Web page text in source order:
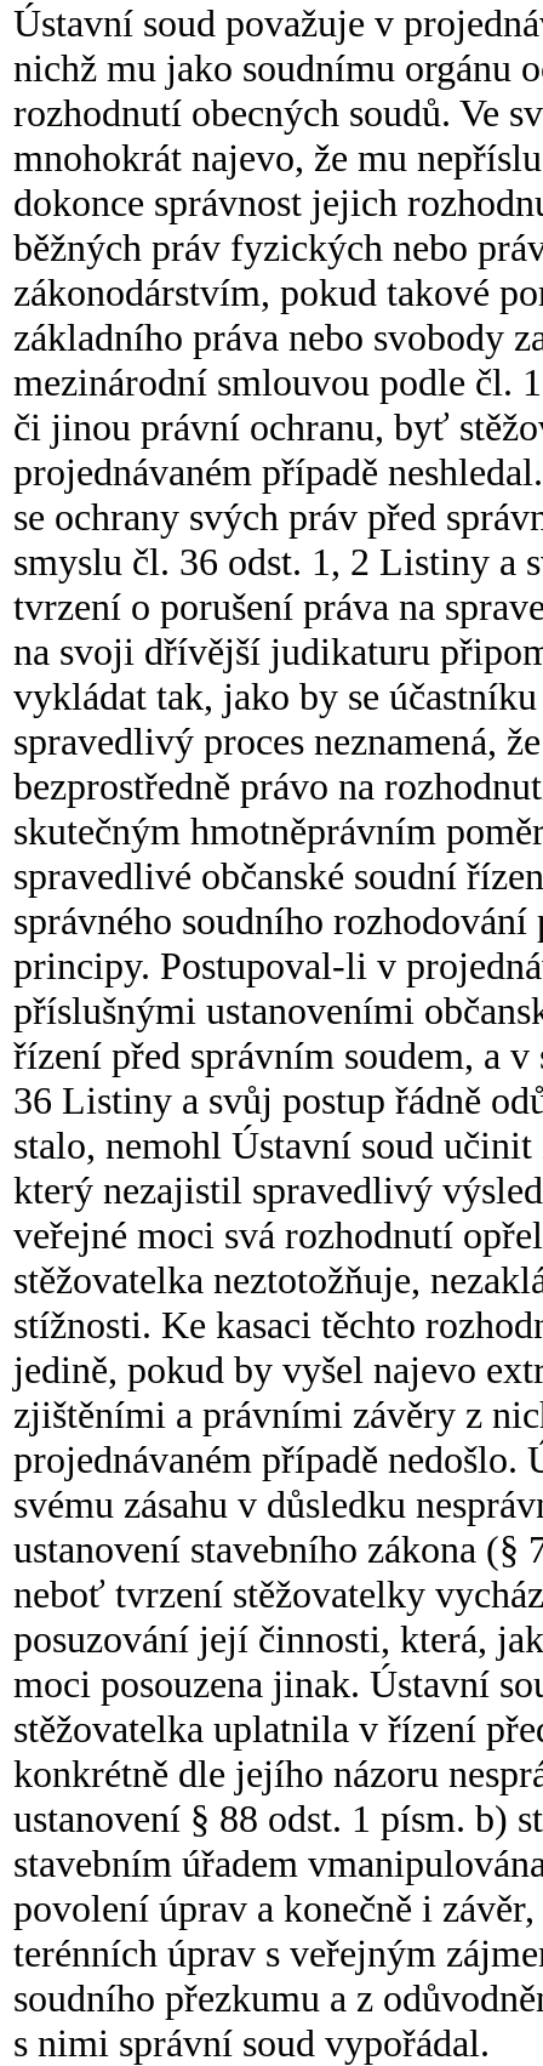
Ústavní soud považuje v
nichž mu jako soudnímu orgánu
rozhodnutí obecných soudů. Ve
mnohokrát najevo, že mu
dokonce správnost jejich
běžných práv fyzických nebo
zákonodárstvím, pokud takové
základního práva nebo svobody
mezinárodní smlouvou podle čl.
či jinou právní ochranu, byť
projednávaném případě
se ochrany svých práv před
smyslu čl. 36 odst. 1, 2 Listiny a
tvrzení o porušení práva na
na svoji dřívější judikaturu
vykládat tak, jako by se
spravedlivý proces neznamená,
bezprostředně právo na
skutečným hmotněprávním
spravedlivé občanské soudní
správného soudního
principy. Postupoval-li v
příslušnými ustanoveními
řízení před správním soudem, a
36 Listiny a svůj postup řádně
stalo, nemohl Ústavní soud učinit
který nezajistil spravedlivý
veřejné moci svá rozhodnutí
stěžovatelka neztotožňuje,
stížnosti. Ke kasaci těchto
jedině, pokud by vyšel najevo
zjištěními a právními závěry z
projednávaném případě nedošlo.
svému zásahu v důsledku
ustanovení stavebního zákona
neboť tvrzení stěžovatelky
posuzování její činnosti, která,
moci posouzena jinak. Ústavní
stěžovatelka uplatnila v řízení
konkrétně dle jejího názoru
ustanovení § 88 odst. 1 písm. b)
stavebním úřadem
povolení úprav a konečně i
terénních úprav s veřejným
soudního přezkumu a z
s nimi správní soud vypořádal.